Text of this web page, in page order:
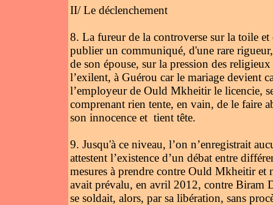
II/ Le déclenchement
8. La fureur de la controverse sur la toile
publier un communiqué, d'une rare
de son épouse, sur la pression des
l’exilent, à Guérou car le mariage devient
l’employeur de Ould Mkheitir le licencie,
comprenant rien tente, en vain, de le faire
son innocence et tient tête.
9. Jusqu'à ce niveau, l’on n’enregistrait
attestent l’existence d’un débat entre
mesures à prendre contre Ould Mkheitir et
avait prévalu, en avril 2012, contre Biram
se soldait, alors, par sa libération, sans